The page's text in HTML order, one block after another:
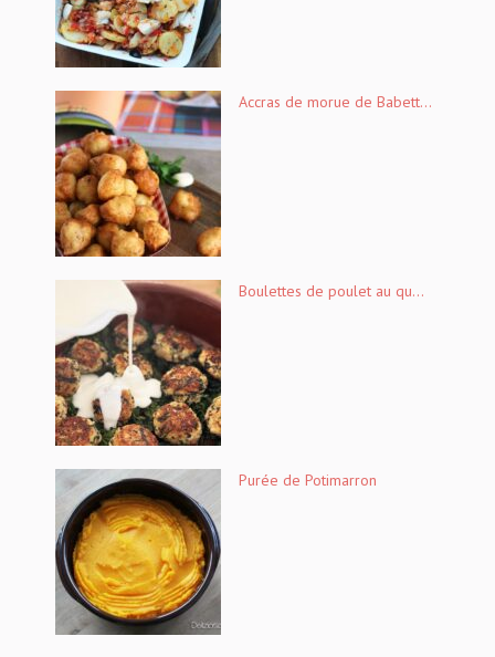
Accras de morue de Babett...
Boulettes de poulet au qu...
Purée de Potimarron